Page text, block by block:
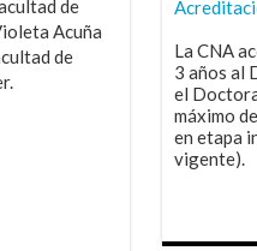
de
Acuña
de
La CNA
3 años al
el
máximo
en etapa
vigente).